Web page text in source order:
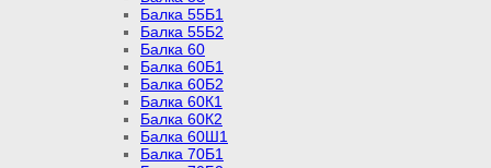
Балка 55Б1
Балка 55Б2
Балка 60
Балка 60Б1
Балка 60Б2
Балка 60К1
Балка 60К2
Балка 60Ш1
Балка 70Б1